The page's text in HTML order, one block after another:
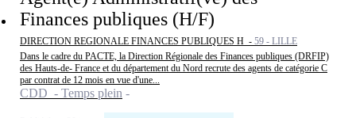
Finances publiques (H/F)
DIRECTION REGIONALE FINANCES PUBLIQUES H - 59 - LILLE
Dans le cadre du PACTE, la Direction Régionale des Finances publiques (DRFIP)
des Hauts-de- France et du département du Nord recrute des agents de catégorie C
par contrat de 12 mois en vue d'une...
CDD - Temps plein